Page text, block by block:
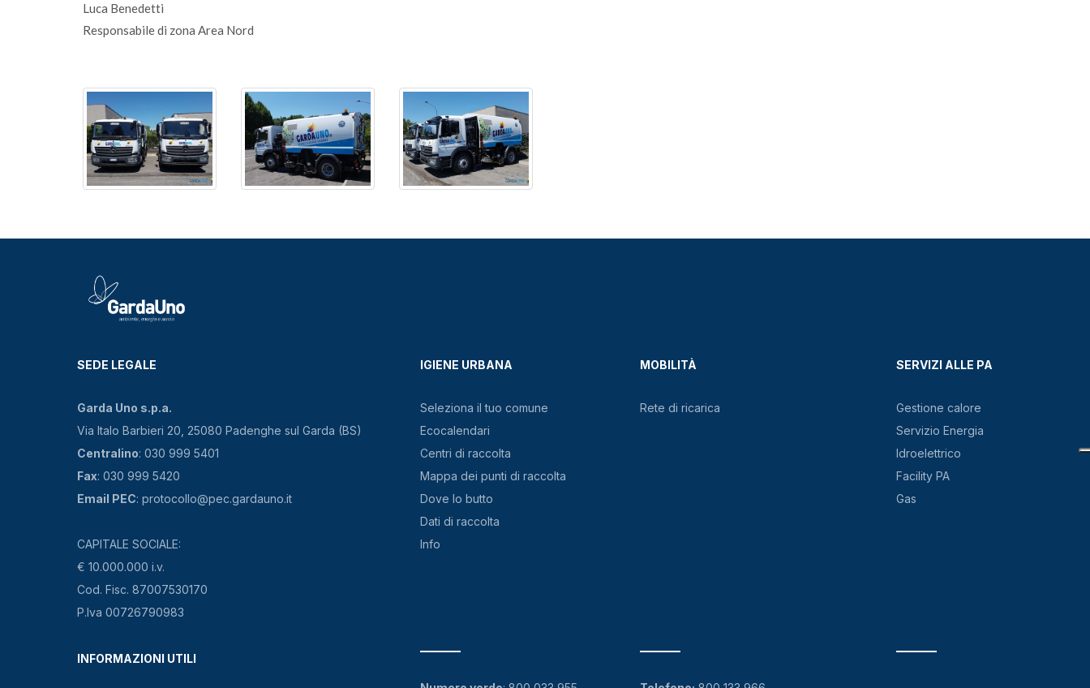
Luca Benedetti
Responsabile di zona Area Nord
SEDE LEGALE
Garda Uno s.p.a.
Via Italo Barbieri 20, 25080 Padenghe sul Garda (BS)
Centralino: 030 999 5401
Fax: 030 999 5420
Email PEC: protocollo@pec.gardauno.it
CAPITALE SOCIALE:
€ 10.000.000 i.v.
Cod. Fisc. 87007530170
P.Iva 00726790983
IGIENE URBANA
Seleziona il tuo comune
Ecocalendari
Centri di raccolta
Mappa dei punti di raccolta
Dove lo butto
Dati di raccolta
Info
MOBILITÀ
Rete di ricarica
SERVIZI ALLE PA
Gestione calore
Servizio Energia
Idroelettrico
Facility PA
Gas
INFORMAZIONI UTILI